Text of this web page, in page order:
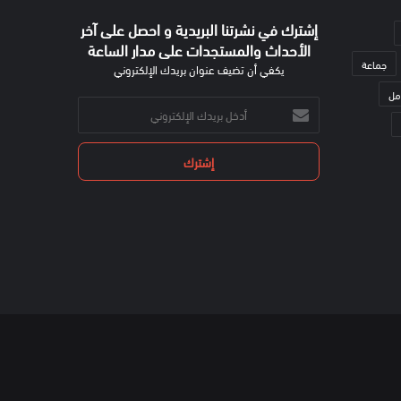
جماعة
إشترك في نشرتنا البريدية و احصل على آخر
الأحداث والمستجدات على مدار الساعة
يكفي أن تضيف عنوان بريدك الإلكتروني
أدخل
بريدك
الإلكتروني